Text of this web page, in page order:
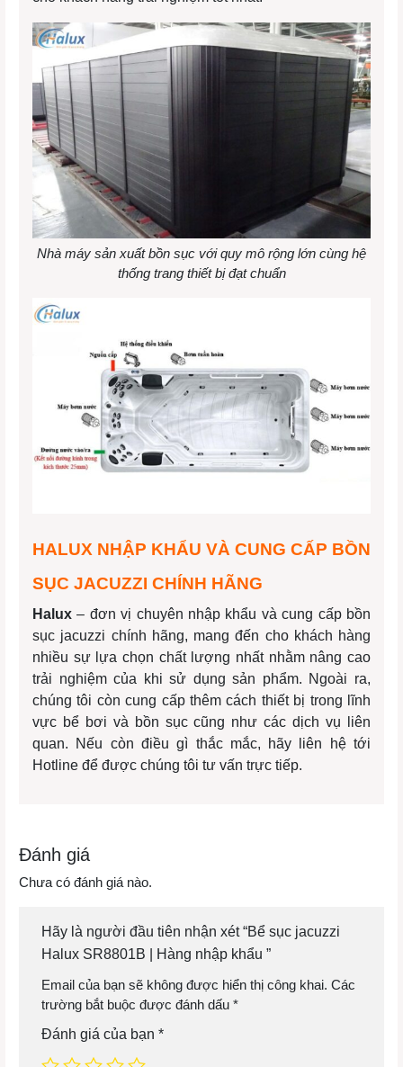
Nhà máy sản xuất bồn sục với quy mô rộng lớn cùng hệ
thống trang thiết bị đạt chuẩn
HALUX NHẬP KHẨU VÀ CUNG CẤP BỒN
SỤC JACUZZI CHÍNH HÃNG
Halux – đơn vị chuyên nhập khẩu và cung cấp bồn
sục jacuzzi chính hãng, mang đến cho khách hàng
nhiều sự lựa chọn chất lượng nhất nhằm nâng cao
trải nghiệm của khi sử dụng sản phẩm. Ngoài ra,
chúng tôi còn cung cấp thêm cách thiết bị trong lĩnh
vực bể bơi và bồn sục cũng như các dịch vụ liên
quan. Nếu còn điều gì thắc mắc, hãy liên hệ tới
Hotline để được chúng tôi tư vấn trực tiếp.
Đánh giá
Chưa có đánh giá nào.
Hãy là người đầu tiên nhận xét “Bể sục jacuzzi
Halux SR8801B | Hàng nhập khẩu ”
Email của bạn sẽ không được hiển thị công khai. Các
trường bắt buộc được đánh dấu *
Đánh giá của bạn *